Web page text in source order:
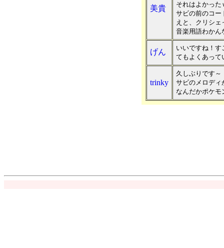
美貴
それはよかった
サビの前のコー
えと、クリシ
音楽用語わかん
げん
いいですね！す
てもよくあって
trinky
久しぶりです～
サビのメロデ
なんだかポケモ